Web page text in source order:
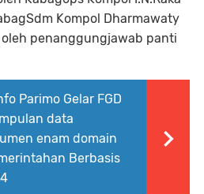
Kompol Dharmawaty
penanggungjawab panti
Parimo Gelar FGD
data
enam domain
Berbasis